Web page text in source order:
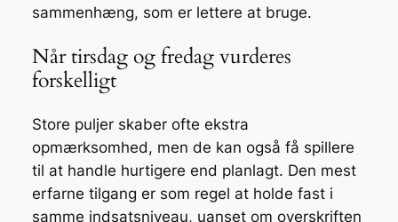
sammenhæng, som er lettere at bruge.
Når tirsdag og fredag vurderes
forskelligt
Store puljer skaber ofte ekstra
opmærksomhed, men de kan også få spillere
til at handle hurtigere end planlagt. Den mest
erfarne tilgang er som regel at holde fast i
samme indsatsniveau, uanset om overskriften